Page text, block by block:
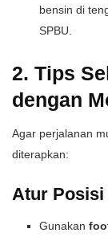
bensin di
SPBU.
2. Tips
dengan
Agar perjalanan
diterapkan:
Atur Posisi
Gunakan